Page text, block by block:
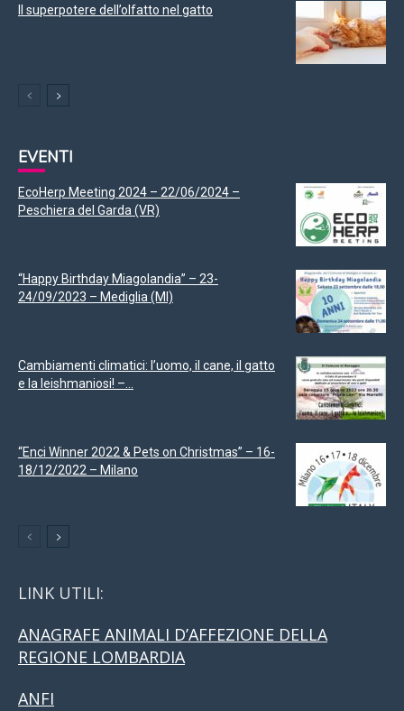
Il superpotere dell’olfatto nel gatto
EVENTI
EcoHerp Meeting 2024 – 22/06/2024 –
Peschiera del Garda (VR)
“Happy Birthday Miagolandia” – 23-
24/09/2023 – Mediglia (MI)
Cambiamenti climatici: l’uomo, il cane, il gatto
e la leishmaniosi! –...
“Enci Winner 2022 & Pets on Christmas” – 16-
18/12/2022 – Milano
LINK UTILI:
ANAGRAFE ANIMALI D’AFFEZIONE DELLA
REGIONE LOMBARDIA
ANFI